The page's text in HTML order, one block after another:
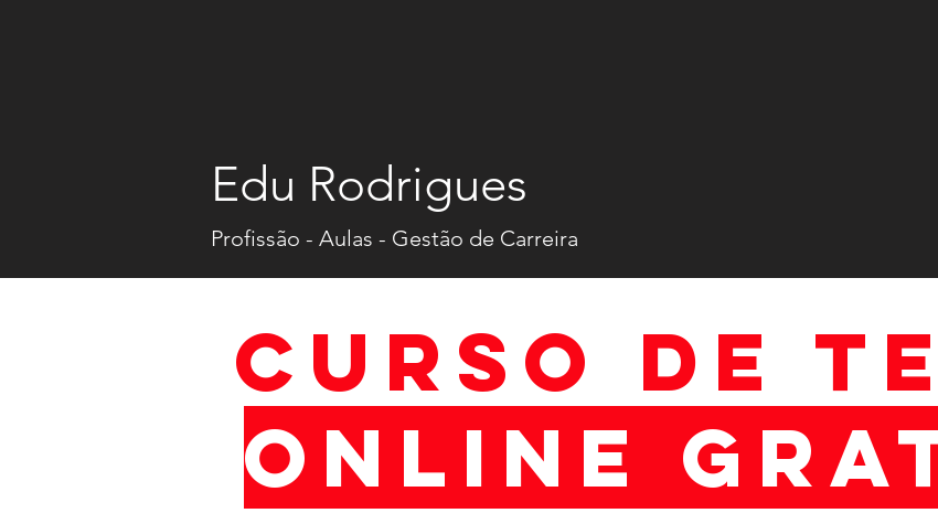
Edu Rodrigues
Profissão - Aulas - Gestão de Carreira
CURSO DE
ONLINE